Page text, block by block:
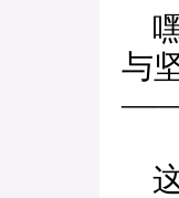
嘿
与
这